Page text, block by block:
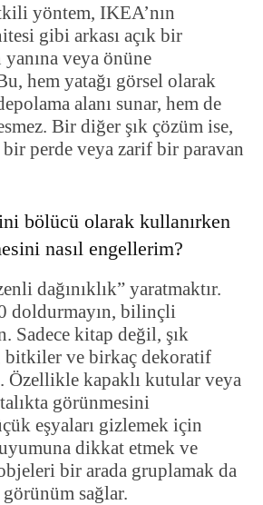
yöntem, IKEA’nın
gibi arkası açık bir
yanına veya önüne
hem yatağı görsel olarak
alanı sunar, hem de
Bir diğer şık çözüm ise,
perde veya zarif bir paravan
bölücü olarak kullanırken
nasıl engellerim?
dağınıklık” yaratmaktır.
doldurmayın, bilinçli
Sadece kitap değil, şık
bitkiler ve birkaç dekoratif
Özellikle kapaklı kutular veya
görünmesini
eşyaları gizlemek için
dikkat etmek ve
bir arada gruplamak da
sağlar.